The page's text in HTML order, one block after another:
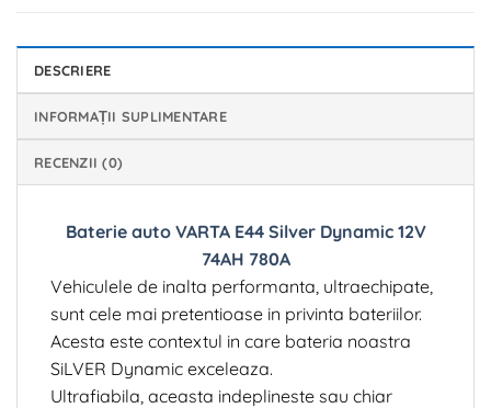
DESCRIERE
INFORMAȚII SUPLIMENTARE
RECENZII (0)
Baterie auto VARTA E44 Silver Dynamic 12V
74AH 780A
Vehiculele de inalta performanta, ultraechipate,
sunt cele mai pretentioase in privinta bateriilor.
Acesta este contextul in care bateria noastra
SiLVER Dynamic exceleaza.
Ultrafiabila, aceasta indeplineste sau chiar